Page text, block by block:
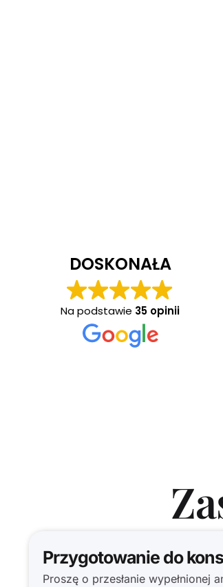
DOSKONAŁA
Na podstawie 35 opinii
ja jako
mi
Czytaj
Przygotowanie do
Proszę o przesłanie wypełnionej